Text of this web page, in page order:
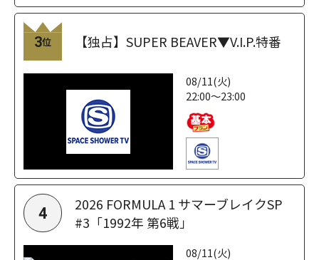
3位 【独占】SUPER BEAVER▼V.I.P.特番
08/11(火)
22:00～23:00
4
2026 FORMULA 1 サマーブレイクSP
#3「1992年 第6戦」
08/11(火)